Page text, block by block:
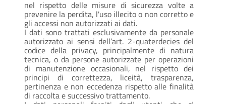
nel rispetto delle misure di sicurezza volte a
prevenire la perdita, l'uso illecito o non corretto e
gli accessi non autorizzati ai dati.
I dati sono trattati esclusivamente da personale
autorizzato ai sensi dell’art. 2-quaterdecies del
codice della privacy, principalmente di natura
tecnica, o da persone autorizzate per operazioni
di manutenzione occasionali, nel rispetto dei
principi di correttezza, liceità, trasparenza,
pertinenza e non eccedenza rispetto alle finalità
di raccolta e successivo trattamento.